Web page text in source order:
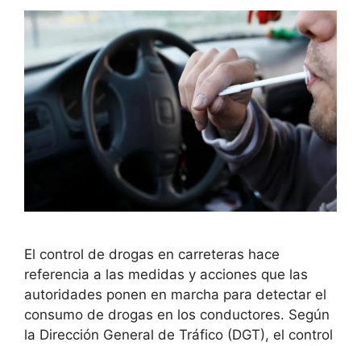
El control de drogas en carreteras hace
referencia a las medidas y acciones que las
autoridades ponen en marcha para detectar el
consumo de drogas en los conductores. Según
la Dirección General de Tráfico (DGT), el control